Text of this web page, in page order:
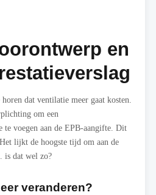
en
dat ventilatie meer gaat kosten.
om een
te voegen aan de EPB-aangifte. Dit
lijkt de hoogste tijd om aan de
is dat wel zo?
veranderen?